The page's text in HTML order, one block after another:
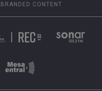
BRANDED CONTENT